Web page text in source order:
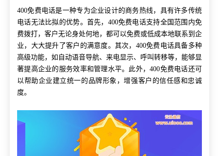
400免费电话是一种专为企业设计的商务热线，具有许多传统
电话无法比拟的优势。首先，400免费电话支持全国范围内免
费拨打，客户无论身处何地，都可以免费或低成本地联系到企
业，大大提升了客户的满意度。其次，400免费电话具备多种
高级功能，如自动语音导航、来电显示、呼叫转移等，能够显
著提高企业的服务效率和管理水平。此外，400免费电话还可
以帮助企业建立统一的品牌形象，增强客户的信任感和忠诚
度。